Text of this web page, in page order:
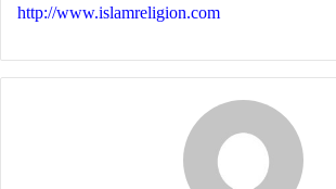
http://www.islamreligion.com